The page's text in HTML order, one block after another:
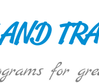
for